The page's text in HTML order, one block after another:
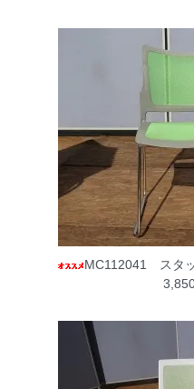
MC112041 スタッ